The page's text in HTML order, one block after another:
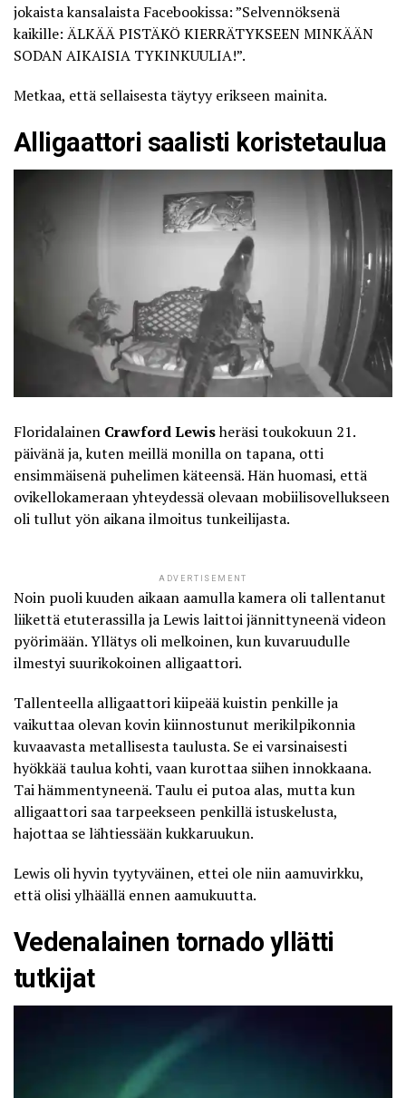
jokaista kansalaista Facebookissa: ”Selvennöksenä
kaikille: ÄLKÄÄ PISTÄKÖ KIERRÄTYKSEEN MINKÄÄN
SODAN AIKAISIA TYKINKUULIA!”.
Metkaa, että sellaisesta täytyy erikseen mainita.
Alligaattori saalisti koristetaulua
Floridalainen Crawford Lewisheräsi toukokuun 21.
päivänä ja, kuten meillä monilla on tapana, otti
ensimmäisenä puhelimen käteensä. Hän huomasi, että
ovikellokameraan yhteydessä olevaan mobiilisovellukseen
oli tullut yön aikana ilmoitus tunkeilijasta.
ADVERTISEMENT
Noin puoli kuuden aikaan aamulla kamera oli tallentanut
liikettä etuterassilla ja Lewis laittoi jännittyneenä videon
pyörimään. Yllätys oli melkoinen, kunkuvaruudulle
ilmestyi suurikokoinen alligaattori.
Tallenteella alligaattori kiipeää kuistin penkille ja
vaikuttaa olevan kovin kiinnostunut merikilpikonnia
kuvaavasta metallisesta taulusta. Se ei varsinaisesti
hyökkää taulua kohti, vaan kurottaa siihen innokkaana.
Tai hämmentyneenä. Taulu ei putoa alas, mutta kun
alligaattori saa tarpeekseen penkillä istuskelusta,
hajottaa se lähtiessään kukkaruukun.
Lewis oli hyvin tyytyväinen, ettei ole niin aamuvirkku,
että olisi ylhäällä ennen aamukuutta.
Vedenalainen tornado yllätti
tutkijat